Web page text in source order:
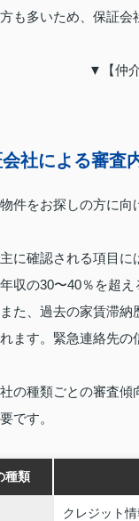
も多いため、保証会
▼【仲
社による審査
件をお探しの方に
に確認される項目
収の30〜40％を超
た、過去の家賃滞
ます。緊急連絡先
の種類ごとの審査
です。
種類
クレジット